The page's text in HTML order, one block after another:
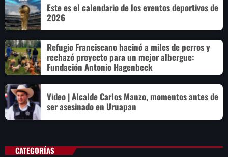
Este es el calendario de los eventos deportivos de
2026
Refugio Franciscano hacinó a miles de perros y
rechazó proyecto para un mejor albergue:
Fundación Antonio Hagenbeck
Video | Alcalde Carlos Manzo, momentos antes de
ser asesinado en Uruapan
CATEGORÍAS